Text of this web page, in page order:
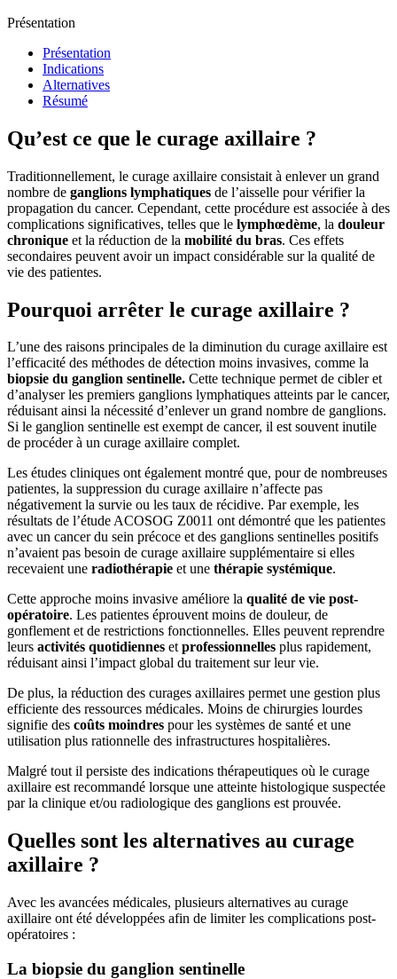
Présentation
Présentation
Indications
Alternatives
Résumé
Qu’est ce que le curage axillaire ?
Traditionnellement, le curage axillaire consistait à enlever un grand
nombre de ganglions lymphatiques de l’aisselle pour vérifier la
propagation du cancer. Cependant, cette procédure est associée à des
complications significatives, telles que le lymphœdème, la douleur
chronique et la réduction de la mobilité du bras. Ces effets
secondaires peuvent avoir un impact considérable sur la qualité de
vie des patientes.
Pourquoi arrêter le curage axillaire ?
L’une des raisons principales de la diminution du curage axillaire est
l’efficacité des méthodes de détection moins invasives, comme la
biopsie du ganglion sentinelle. Cette technique permet de cibler et
d’analyser les premiers ganglions lymphatiques atteints par le cancer,
réduisant ainsi la nécessité d’enlever un grand nombre de ganglions.
Si le ganglion sentinelle est exempt de cancer, il est souvent inutile
de procéder à un curage axillaire complet.
Les études cliniques ont également montré que, pour de nombreuses
patientes, la suppression du curage axillaire n’affecte pas
négativement la survie ou les taux de récidive. Par exemple, les
résultats de l’étude ACOSOG Z0011 ont démontré que les patientes
avec un cancer du sein précoce et des ganglions sentinelles positifs
n’avaient pas besoin de curage axillaire supplémentaire si elles
recevaient une radiothérapie et une thérapie systémique.
Cette approche moins invasive améliore la qualité de vie post-
opératoire. Les patientes éprouvent moins de douleur, de
gonflement et de restrictions fonctionnelles. Elles peuvent reprendre
leurs activités quotidiennes etprofessionnelles plus rapidement,
réduisant ainsi l’impact global du traitement sur leur vie.
De plus, la réduction des curages axillaires permet une gestion plus
efficiente des ressources médicales. Moins de chirurgies lourdes
signifie des coûts moindres pour les systèmes de santé et une
utilisation plus rationnelle des infrastructures hospitalières.
Malgré tout il persiste des indications thérapeutiques où le curage
axillaire est recommandé lorsque une atteinte histologique suspectée
par la clinique et/ou radiologique des ganglions est prouvée.
Quelles sont les alternatives au curage
axillaire ?
Avec les avancées médicales, plusieurs alternatives au curage
axillaire ont été développées afin de limiter les complications post-
opératoires :
La biopsie du ganglion sentinelle